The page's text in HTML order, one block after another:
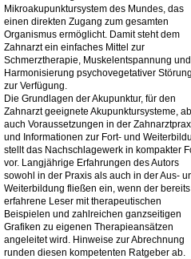
Mikroakupunktursystem des Mundes, das
einen direkten Zugang zum gesamten
Organismus ermöglicht. Damit steht dem
Zahnarzt ein einfaches Mittel zur
Schmerztherapie, Muskelentspannung und
Harmonisierung psychovegetativer
zur Verfügung.
Die Grundlagen der Akupunktur, für den
Zahnarzt geeignete Akupunktursysteme,
auch Voraussetzungen in der
und Informationen zur Fort- und
stellt das Nachschlagewerk in kompakter
vor. Langjährige Erfahrungen des Autors
sowohl in der Praxis als auch in der Aus-
Weiterbildung fließen ein, wenn der bereits
erfahrene Leser mit therapeutischen
Beispielen und zahlreichen ganzseitigen
Grafiken zu eigenen Therapieansätzen
angeleitet wird. Hinweise zur Abrechnung
runden diesen kompetenten Ratgeber ab.